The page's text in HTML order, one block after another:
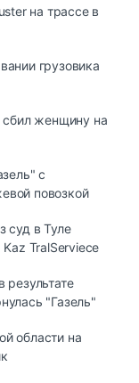
на трассе в
грузовика
сбил женщину на
с
повозкой
суд в Туле
TralServiece
"Газель"
области на